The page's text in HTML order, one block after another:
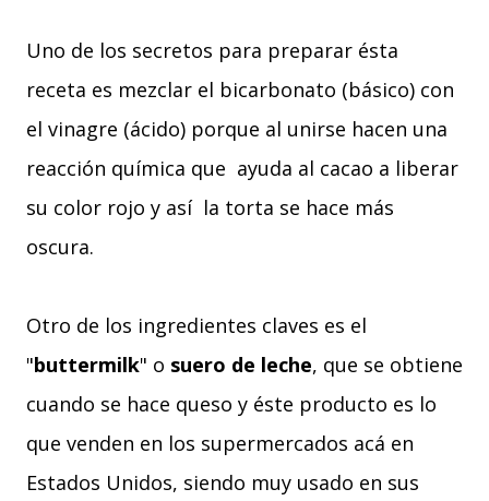
Uno de los secretos para preparar ésta
receta es mezclar el bicarbonato (básico) con
el vinagre (ácido) porque al unirse hacen una
reacción química que ayuda al cacao a liberar
su color rojo y así la torta se hace más
oscura.
Otro de los ingredientes claves es el
"buttermilk" o suero de leche, que se obtiene
cuando se hace queso y éste producto es lo
que venden en los supermercados acá en
Estados Unidos, siendo muy usado en sus